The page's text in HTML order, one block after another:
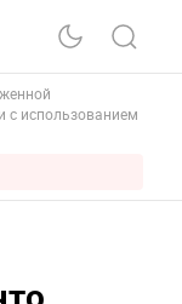
и с использованием